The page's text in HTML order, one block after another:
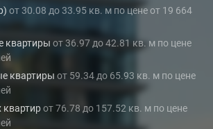
от 30.08 до 33.95 кв. м по цене от 19 664
квартиры от 36.97 до 42.81 кв. м по цене
квартиры от 59.34 до 65.93 кв. м по цене
квартирот 76.78 до 157.52 кв. м по цене